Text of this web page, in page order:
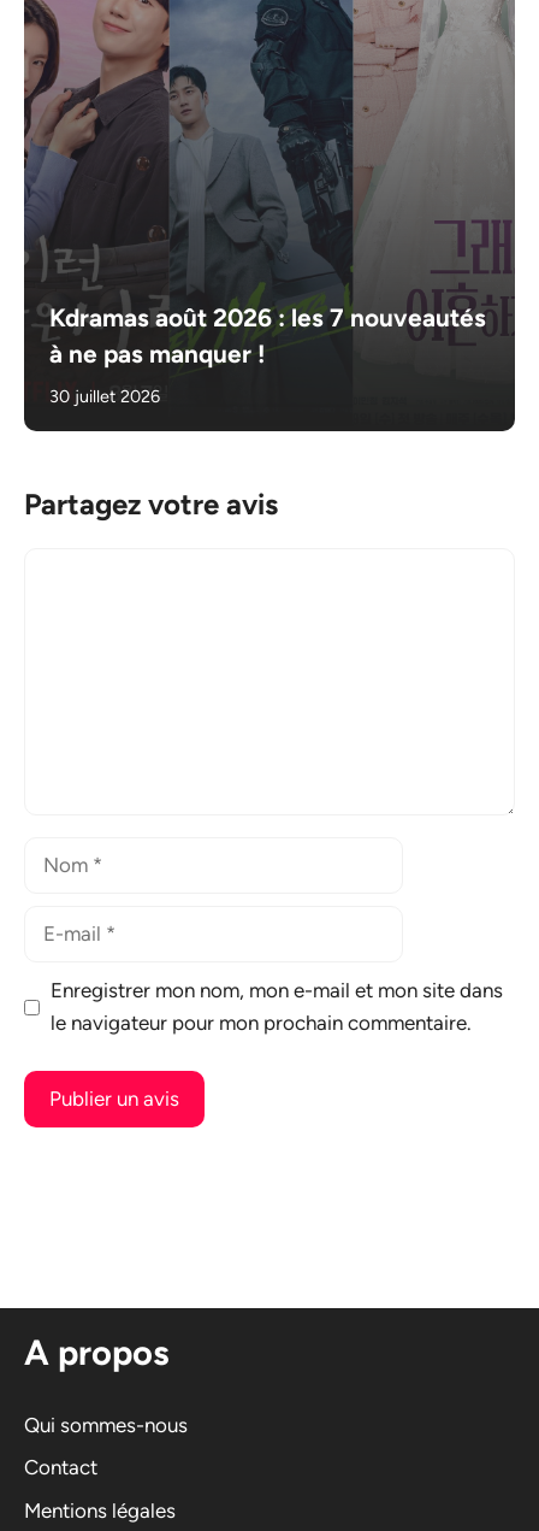
Kdramas août 2026 : les 7 nouveautés
à ne pas manquer !
30 juillet 2026
Partagez votre avis
Nom
Enregistrer mon nom, mon e-mail et mon site dans
le navigateur pour mon prochain commentaire.
a
i
e
:
A propos
Qui sommes-nous
Contact
Mentions légales